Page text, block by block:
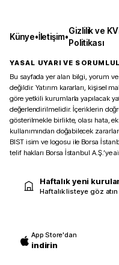
Künye•İletişim•
Gizlilik ve
Politikası
YASAL UYARI VE
Bu sayfada yer alan bilgi, yorum ve
değildir. Yatırım kararları, kişisel
göre yetkili kurumlarla yapılacak
değerlendirilmelidir. İçeriklerin
gösterilmekle birlikte, olası hata,
kullanımından doğabilecek
BIST isim ve logosu ile Borsa
telif hakları Borsa İstanbul A.Ş.’ye
Haftalık yeni
Haftalık listeye göz atın
App Store'dan
indirin